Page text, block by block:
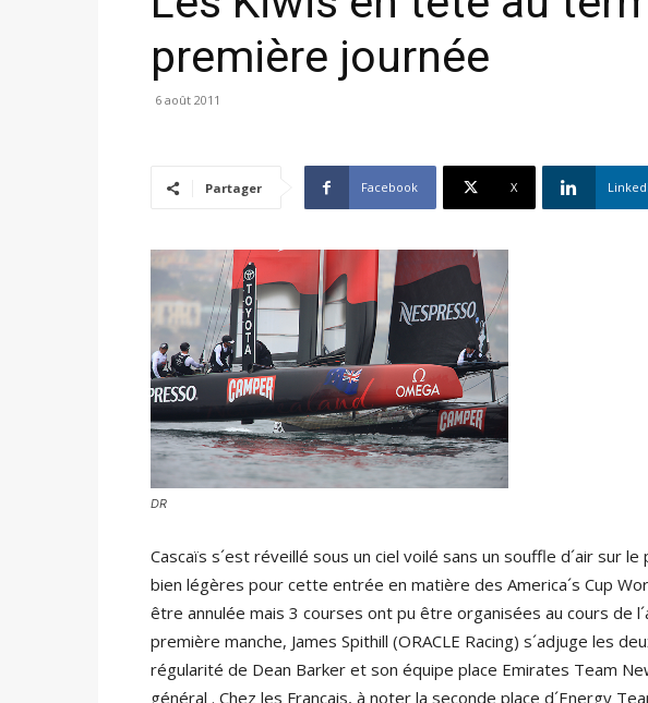
première journée
6 août 2011
Partager Facebook X
DR
Cascaïs s´est réveillé sous un ciel voilé sans un souffle d´air sur
bien légères pour cette entrée en matière des America´s Cup
être annulée mais 3 courses ont pu être organisées au cours de
première manche, James Spithill (ORACLE Racing) s´adjuge les
régularité de Dean Barker et son équipe place Emirates Team
général . Chez les Français, à noter la seconde place d´Energy